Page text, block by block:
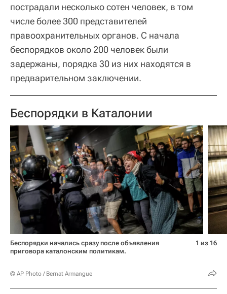
пострадали несколько сотен человек, в том
числе более 300 представителей
правоохранительных органов. С начала
беспорядков около 200 человек были
задержаны, порядка 30 из них находятся в
предварительном заключении.
Беспорядки в Каталонии
Беспорядки начались сразу после объявления
приговора каталонским политикам.
© AP Photo / Bernat Armangue
1 из 16